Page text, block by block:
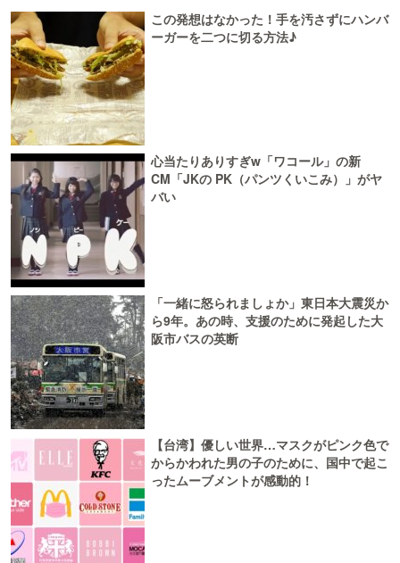
この発想はなかった！手を汚さずにハンバ
ーガーを二つに切る方法♪
心当たりありすぎw「ワコール」の新
CM「JKの PK（パンツくいこみ）」がヤ
バい
「一緒に怒られましょか」東日本大震災か
ら9年。あの時、支援のために発起した大
阪市バスの英断
【台湾】優しい世界…マスクがピンク色で
からかわれた男の子のために、国中で起こ
ったムーブメントが感動的！